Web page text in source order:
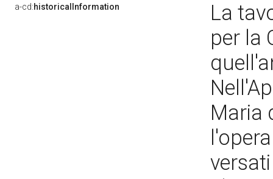
a-cd:historicalInformation
La
per la
Maria